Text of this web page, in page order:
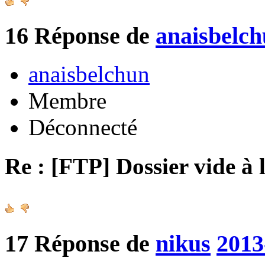
16 Réponse de
anaisbelchun
Membre
Déconnecté
Re : [FTP] Dossier vide à
17 Réponse de nikus